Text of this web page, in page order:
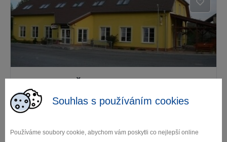
Souhlas s používáním cookies
Používáme soubory cookie, abychom vám poskytli co nejlepší online
Litohoř